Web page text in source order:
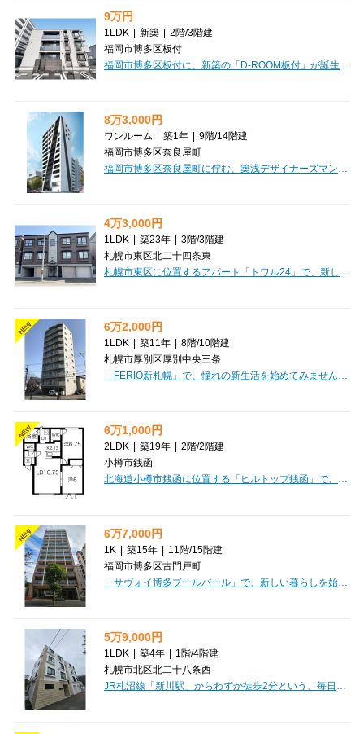
9万円
1LDK | 新築 | 2階/3階建
福岡市博多区板付
8万3,000円
ワンルーム | 築1年 | 9階/14階建
福岡市博多区奈良屋町
4万3,000円
1LDK | 築23年 | 3階/3階建
札幌市東区北二十四条東
NEW 6万2,000円
1LDK | 築11年 | 8階/10階建
札幌市厚別区厚別中央三条
NEW 6万1,000円
2LDK | 築19年 | 2階/2階建
小樽市銭函
NEW 6万7,000円
1K | 築15年 | 11階/15階建
福岡市博多区古門戸町
5万9,000円
1LDK | 築4年 | 1階/4階建
札幌市北区北二十八条西